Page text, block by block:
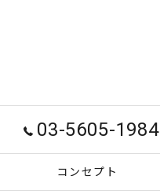
03-5605-1984
コンセプト